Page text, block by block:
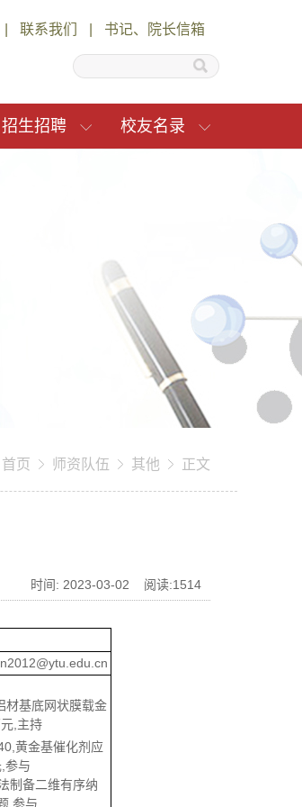
联系我们 书记、院长信箱
招生招聘 校友名录
首页 师资队伍 其他 正文
时间: 2023-03-02 阅读:1514
材基底网状膜载金
,主持
黄金基催化剂应
参与
制备二维有序纳
,参与